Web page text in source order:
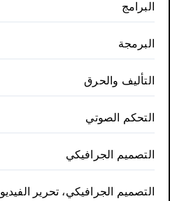
البرامج
البرمجة
التأليف والحرق
التحكم الصوتي
التصميم الجرافيكي
التصميم الجرافيكي، تحرير الفيديو